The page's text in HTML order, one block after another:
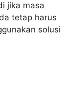
jika masa
tetap harus
solusi